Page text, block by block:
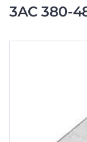
3AC 380-